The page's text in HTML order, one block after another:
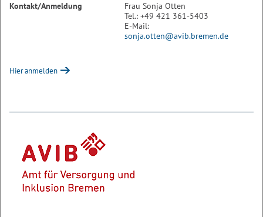
Kontakt/Anmeldung
Frau Sonja Otten
Tel.: +49 421 361-5403
E-Mail:
sonja.otten@avib.bremen.de
Hier anmelden